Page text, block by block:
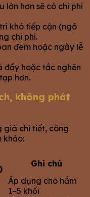
lớn hơn sẽ có chi phí
khó tiếp cận (ngõ
chi phí.
đêm hoặc ngày lễ
đầy hoặc tắc nghẽn
hơn.
không phát
giá chi tiết, công
khảo:
Ghi chú
Áp dụng cho hầm
1–5 khối